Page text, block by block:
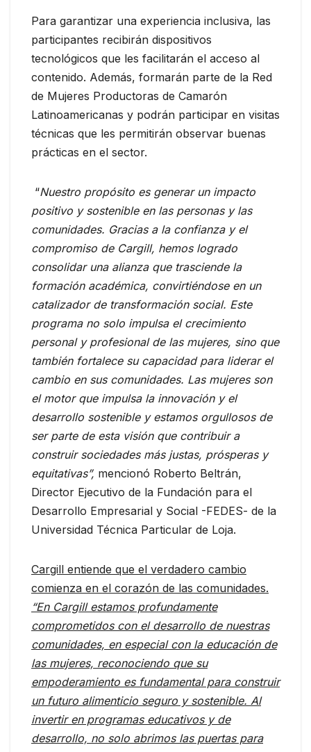
Para garantizar una experiencia inclusiva, las
participantes recibirán dispositivos
tecnológicos que les facilitarán el acceso al
contenido. Además, formarán parte de la Red
de Mujeres Productoras de Camarón
Latinoamericanas y podrán participar en visitas
técnicas que les permitirán observar buenas
prácticas en el sector.
“Nuestro propósito es generar un impacto
positivo y sostenible en las personas y las
comunidades. Gracias a la confianza y el
compromiso de Cargill, hemos logrado
consolidar una alianza que trasciende la
formación académica, convirtiéndose en un
catalizador de transformación social. Este
programa no solo impulsa el crecimiento
personal y profesional de las mujeres, sino que
también fortalece su capacidad para liderar el
cambio en sus comunidades. Las mujeres son
el motor que impulsa la innovación y el
desarrollo sostenible y estamos orgullosos de
ser parte de esta visión que contribuir a
construir sociedades más justas, prósperas y
equitativas”, mencionó Roberto Beltrán,
Director Ejecutivo de la Fundación para el
Desarrollo Empresarial y Social -FEDES- de la
Universidad Técnica Particular de Loja.
Cargill entiende que el verdadero cambio
comienza en el corazón de las comunidades.
“En Cargill estamos profundamente
comprometidos con el desarrollo de nuestras
comunidades, en especial con la educación de
las mujeres, reconociendo que su
empoderamiento es fundamental para construir
un futuro alimenticio seguro y sostenible. Al
invertir en programas educativos y de
desarrollo, no solo abrimos las puertas para